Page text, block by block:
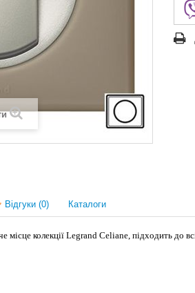
Відгуки (0) Каталоги
колекції Legrand Celiane, підходить до